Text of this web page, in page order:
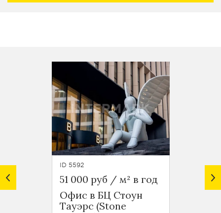
ID 5592
51 000 руб / м² в год
Офис в БЦ Стоун
Тауэрс (Stone
ID 5591
51